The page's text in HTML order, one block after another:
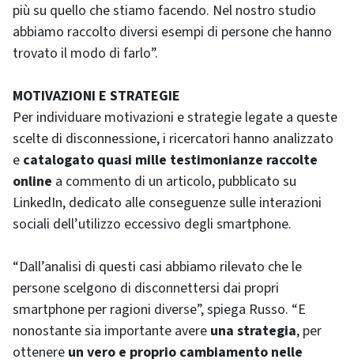
più su quello che stiamo facendo. Nel nostro studio
abbiamo raccolto diversi esempi di persone che hanno
trovato il modo di farlo”.
MOTIVAZIONI E STRATEGIE
Per individuare motivazioni e strategie legate a queste
scelte di disconnessione, i ricercatori hanno analizzato
e catalogato quasi mille testimonianze raccolte
online a commento di un articolo, pubblicato su
LinkedIn, dedicato alle conseguenze sulle interazioni
sociali dell’utilizzo eccessivo degli smartphone.
“Dall’analisi di questi casi abbiamo rilevato che le
persone scelgono di disconnettersi dai propri
smartphone per ragioni diverse”, spiega Russo. “E
nonostante sia importante avere una strategia, per
ottenere un vero e proprio cambiamento nelle